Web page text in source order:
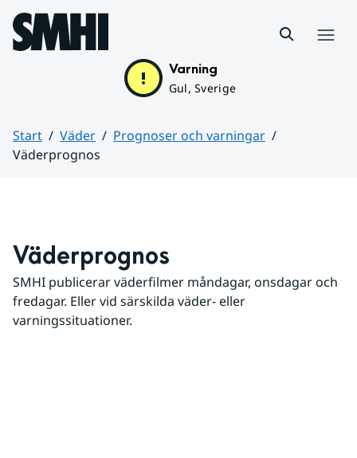
Hoppa till sidans innehåll
Varning
Gul, Sverige
Start Väder
Prognoser och varningar
Väderprognos
Väderprognos
SMHI publicerar väderfilmer måndagar, onsdagar och
fredagar. Eller vid särskilda väder- eller
varningssituationer.